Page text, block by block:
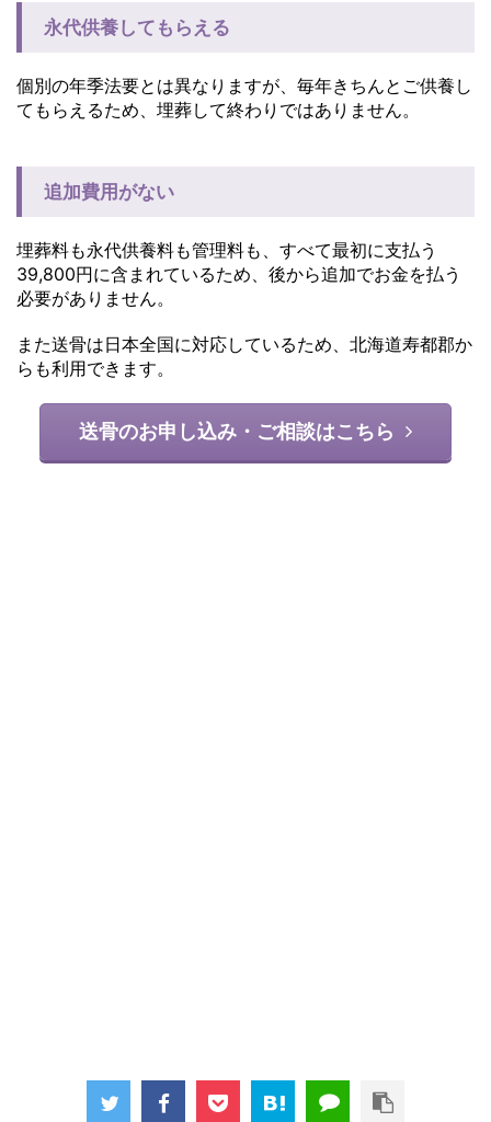
永代供養してもらえる
個別の年季法要とは異なりますが、毎年きちんとご供養し
てもらえるため、埋葬して終わりではありません。
追加費用がない
埋葬料も永代供養料も管理料も、すべて最初に支払う
39,800円に含まれているため、後から追加でお金を払う
必要がありません。
また送骨は日本全国に対応しているため、北海道寿都郡か
らも利用できます。
送骨のお申し込み・ご相談はこちら